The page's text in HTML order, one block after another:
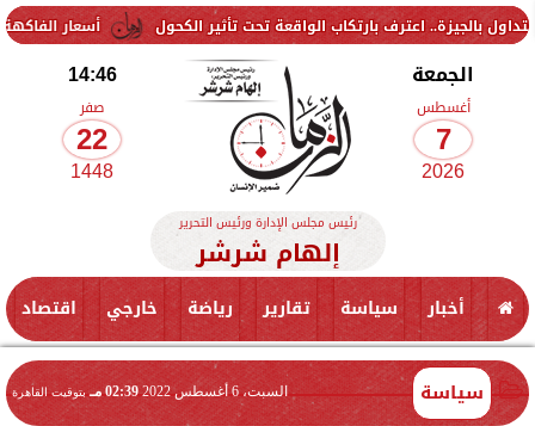
أسعار الفاكهة اليوم الجمعة 7 أغسطس 2026 في الأسواق.. الموز بكام بارتكاب الواقعة تحت تأثير الكحول
الجمعة
أغسطس
7
2026
14:46
صفر
22
1448
رئيس مجلس الإدارة ورئيس التحرير
إلهام شرشر
أخبار سياسة تقارير رياضة خارجي اقتصاد
سياسة السبت، 6 أغسطس 2022 02:39 مـ بتوقيت القاهرة